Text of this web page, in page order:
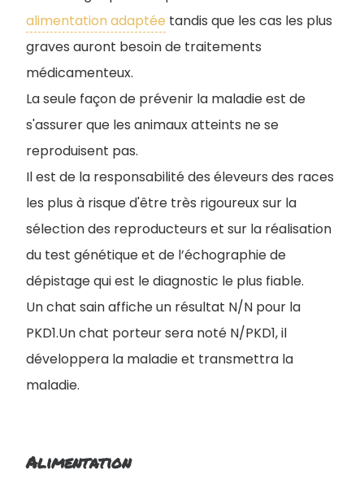
alimentation adaptée tandis que les cas les plus
graves auront besoin de traitements
médicamenteux.
La seule façon de prévenir la maladie est de
s'assurer que les animaux atteints ne se
reproduisent pas.
Il est de la responsabilité des éleveurs des races
les plus à risque d'être très rigoureux sur la
sélection des reproducteurs et sur la réalisation
du test génétique et de l’échographie de
dépistage qui est le diagnostic le plus fiable.
Un chat sain affiche un résultat N/N pour la
PKD1.Un chat porteur sera noté N/PKD1, il
développera la maladie et transmettra la
maladie.
Alimentation